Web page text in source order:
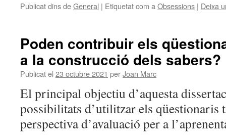
Publicat dins deGeneral | Etiquetat com a Obsessions | Deixa
Poden contribuir els
a la construcció dels sabers?
Publicat el 23 octubre 2021 perJoan Marc
El principal objectiu d’aquesta
possibilitats d’utilitzar els qüestionaris
perspectiva d’avaluació per a